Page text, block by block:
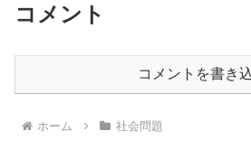
コメント
コメントを書き
ホーム 社会問題